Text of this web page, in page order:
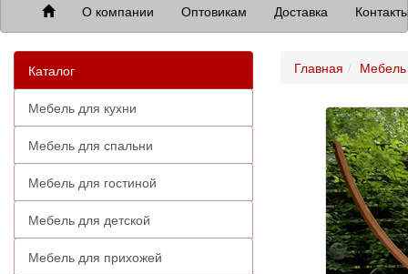
О компании Оптовикам Доставка
Каталог
Мебель для кухни
Мебель для спальни
Мебель для гостиной
Мебель для детской
Мебель для прихожей
Главная